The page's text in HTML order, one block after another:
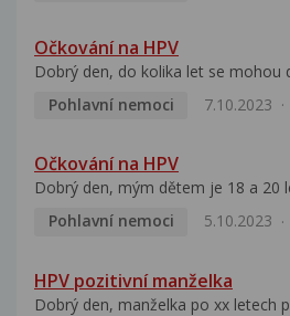
Očkování na HPV
Dobrý den, do kolika let se mohou
Pohlavní nemoci
7.10.2023
Očkování na HPV
Dobrý den, mým dětem je 18 a 20
Pohlavní nemoci
5.10.2023
HPV pozitivní manželka
Dobrý den, manželka po xx letech